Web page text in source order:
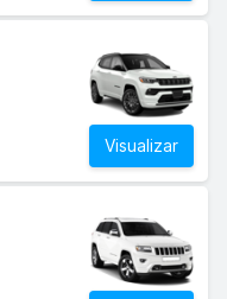
Visualizar